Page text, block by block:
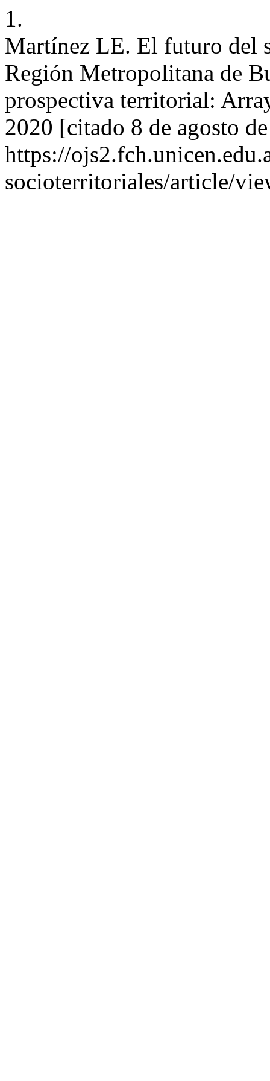
1.
Martínez LE. El futuro del
Región Metropolitana de
prospectiva territorial:
2020 [citado 8 de agosto
https://
socioterritoriales/article/